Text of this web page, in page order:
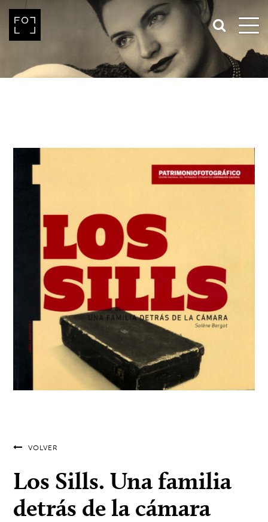
VOLVER
Los Sills. Una familia
detrás de la cámara